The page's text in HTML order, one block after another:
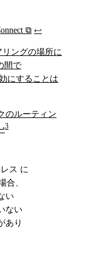
⧉ ↩
リングの場所に
間で
にすることは
のルーティン
3
ス に
合、
い
ない
あり